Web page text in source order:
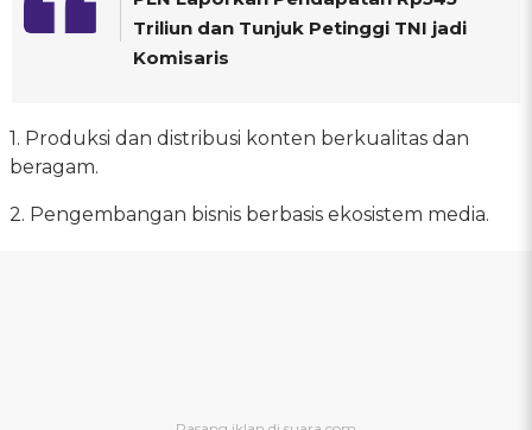
Triliun dan Tunjuk Petinggi TNI jadi
Komisaris
1. Produksi dan distribusi konten berkualitas dan
beragam.
2. Pengembangan bisnis berbasis ekosistem media.